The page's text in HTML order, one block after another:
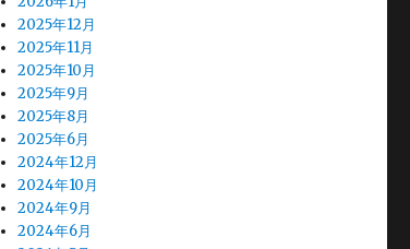
2025年12月
2025年11月
2025年10月
2025年9月
2025年8月
2025年6月
2024年12月
2024年10月
2024年9月
2024年6月